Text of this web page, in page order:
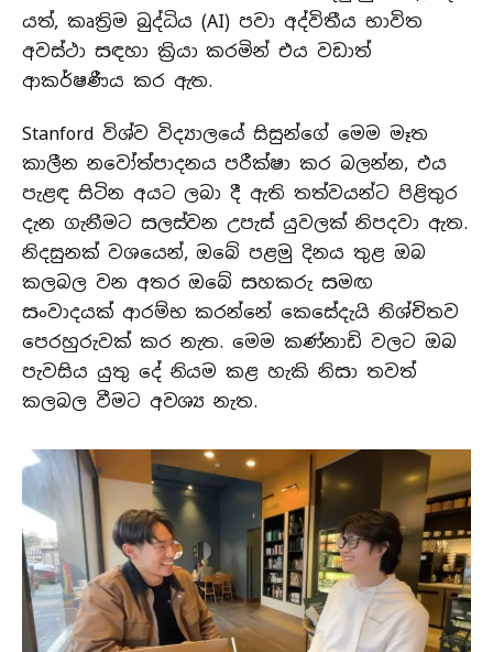
යත්, කෘත්‍රිම බුද්ධිය (AI) පවා අද්විතීය භාවිත
අවස්ථා සඳහා ක්‍රියා කරමින් එය වඩාත්
ආකර්ෂණීය කර ඇත.
Stanford විශ්ව විද්‍යාලයේ සිසුන්ගේ මෙම මෑත
කාලීන නවෝත්පාදනය පරීක්ෂා කර බලන්න, එය
පැළඳ සිටින අයට ලබා දී ඇති තත්වයන්ට පිළිතුර
දැන ගැනීමට සලස්වන උපැස් යුවලක් නිපදවා ඇත.
නිදසුනක් වශයෙන්, ඔබේ පළමු දිනය තුළ ඔබ
කලබල වන අතර ඔබේ සහකරු සමඟ
සංවාදයක් ආරම්භ කරන්නේ කෙසේදැයි නිශ්චිතව
පෙරහුරුවක් කර නැත. මෙම කණ්නාඩි වලට ඔබ
පැවසිය යුතු දේ නියම කළ හැකි නිසා තවත්
කලබල වීමට අවශ්‍ය නැත.